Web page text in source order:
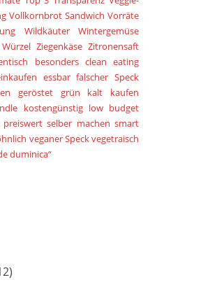
Vollkornbrot Sandwich Vorräte
Wildkäuter
Wintergemüse
Würzel Ziegenkäse Zitronensaft
besonders clean eating
essbar falscher Speck
geröstet grün kalt
kaufen
kostengünstig low budget
preiswert selber machen smart
veganer Speckvegetraisch
duminica“